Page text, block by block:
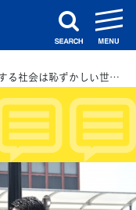
search
【群馬】河村まさたけ候補「弱い方へしわ寄せする社会は恥ずかしい世界だ」小川幹事長とともに訴え